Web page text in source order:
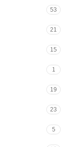
53
21
15
1
19
23
5